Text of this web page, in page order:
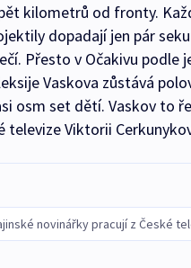
kilometrů od fronty.
dopadají jen pár
Přesto v Očakivu podle
Vaskova zůstává
osm set dětí. Vaskov to
televize Viktorii
novinářky pracují z České